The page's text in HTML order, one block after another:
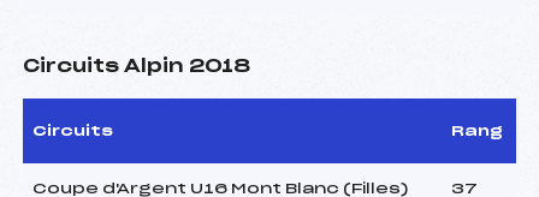
Circuits Alpin 2018
Circuits Rang
Coupe d'Argent U16 Mont Blanc (Filles) 37